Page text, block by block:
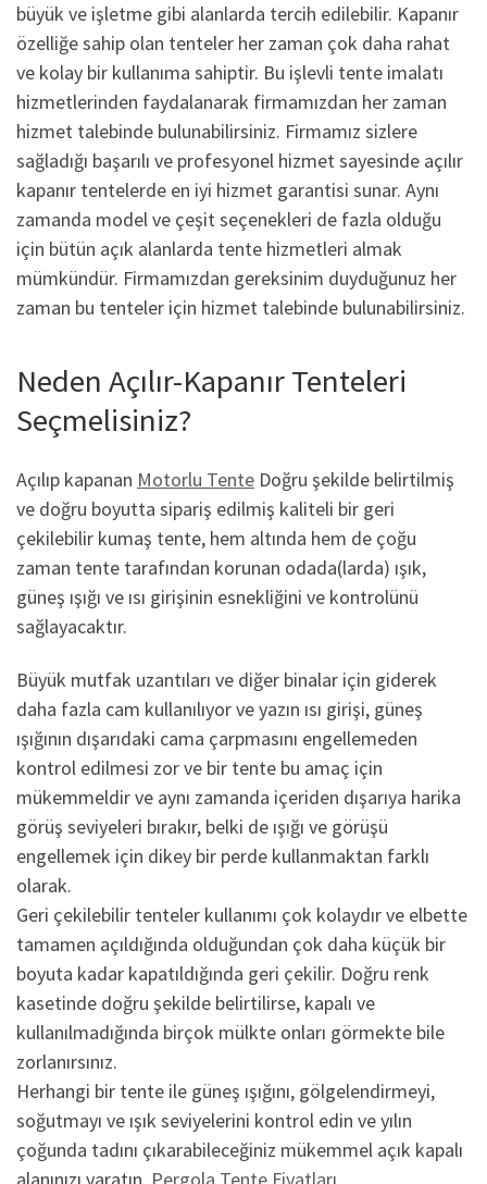
büyük ve işletme gibi alanlarda tercih edilebilir. Kapanır
özelliğe sahip olan tenteler her zaman çok daha rahat
ve kolay bir kullanıma sahiptir. Bu işlevli tente imalatı
hizmetlerinden faydalanarak firmamızdan her zaman
hizmet talebinde bulunabilirsiniz. Firmamız sizlere
sağladığı başarılı ve profesyonel hizmet sayesinde açılır
kapanır tentelerde en iyi hizmet garantisi sunar. Aynı
zamanda model ve çeşit seçenekleri de fazla olduğu
için bütün açık alanlarda tente hizmetleri almak
mümkündür. Firmamızdan gereksinim duyduğunuz her
zaman bu tenteler için hizmet talebinde bulunabilirsiniz.
Neden Açılır-Kapanır Tenteleri
Seçmelisiniz?
Açılıp kapanan Motorlu Tente Doğru şekilde belirtilmiş
ve doğru boyutta sipariş edilmiş kaliteli bir geri
çekilebilir kumaş tente, hem altında hem de çoğu
zaman tente tarafından korunan odada(larda) ışık,
güneş ışığı ve ısı girişinin esnekliğini ve kontrolünü
sağlayacaktır.
Büyük mutfak uzantıları ve diğer binalar için giderek
daha fazla cam kullanılıyor ve yazın ısı girişi, güneş
ışığının dışarıdaki cama çarpmasını engellemeden
kontrol edilmesi zor ve bir tente bu amaç için
mükemmeldir ve aynı zamanda içeriden dışarıya harika
görüş seviyeleri bırakır, belki de ışığı ve görüşü
engellemek için dikey bir perde kullanmaktan farklı
olarak.
Geri çekilebilir tenteler kullanımı çok kolaydır ve elbette
tamamen açıldığında olduğundan çok daha küçük bir
boyuta kadar kapatıldığında geri çekilir. Doğru renk
kasetinde doğru şekilde belirtilirse, kapalı ve
kullanılmadığında birçok mülkte onları görmekte bile
zorlanırsınız.
Herhangi bir tente ile güneş ışığını, gölgelendirmeyi,
soğutmayı ve ışık seviyelerini kontrol edin ve yılın
çoğunda tadını çıkarabileceğiniz mükemmel açık kapalı